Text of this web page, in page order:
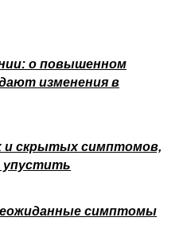
о повышенном
изменения в
и скрытых симптомов,
симптомы